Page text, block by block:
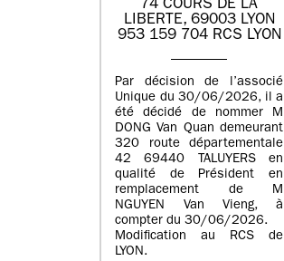
74 COURS DE LA
LIBERTE, 69003 LYON
953 159 704 RCS LYON
Par décision de l’associé
Unique du 30/06/2026, il a
été décidé de nommer M
DONG Van Quan demeurant
320 route départementale
42 69440 TALUYERS en
qualité de Président en
remplacement de M
NGUYEN Van Vieng, à
compter du 30/06/2026.
Modification au RCS de
LYON.